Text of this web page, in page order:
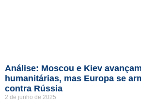
Análise: Moscou e Kiev
humanitárias, mas Europa se
contra Rússia
2 de junho de 2025